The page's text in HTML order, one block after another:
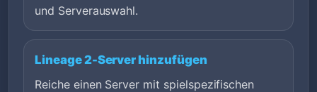
und Serverauswahl.
Lineage 2-Server hinzufügen
Reiche einen Server mit spielspezifischen